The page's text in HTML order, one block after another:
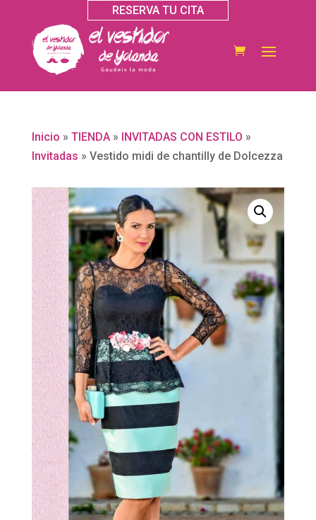
RESERVA TU CITA
Inicio » TIENDA» INVITADAS CON ESTILO »
Invitadas » Vestido midi de chantilly de Dolcezza